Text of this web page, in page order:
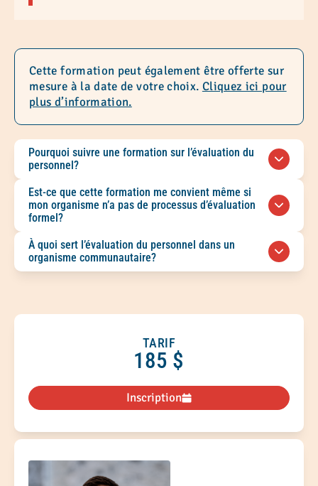
Cette formation peut également être offerte sur
mesure à la date de votre choix. Cliquez ici pour
plus d’information.
Pourquoi suivre une formation sur l’évaluation du
personnel?
Suivre une formation sur l’évaluation du
personnel à Montréal permet aux organismes
communautaires et aux OSBL de structurer leurs
constructifs et de soutenir le développement des
personnes au sein de leur équipe.
Est-ce que cette formation me convient même si
mon organisme n’a pas de processus d’évaluation
formel?
Oui. Cette formation convient aux gestionnaires,
administrateurs, administratrices, superviseurs
et superviseures qui souhaitent mettre en place,
À quoi sert l’évaluation du personnel dans un
organisme communautaire?
le développement professionnel et à renforcer
cohérente avec la mission de l’organisme.
TARIF
185 $
Inscription